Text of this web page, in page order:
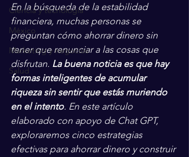
Ciencia y tecnología
México
Marketing y negocios
Salud
En la búsqueda de la estabilidad
financiera, muchas personas se
preguntan cómo ahorrar dinero sin
tener que renunciar a las cosas que
disfrutan. La buena noticia es que hay
formas inteligentes de acumular
riqueza sin sentir que estás muriendo
en el intento. En este artículo
elaborado con apoyo de Chat GPT,
exploraremos cinco estrategias
efectivas para ahorrar dinero y construir